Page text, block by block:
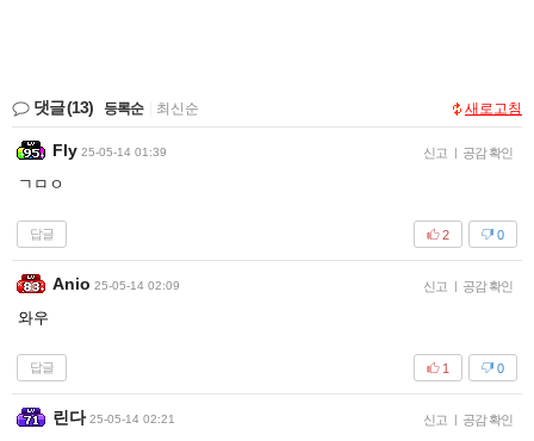
댓글(13) 등록순 최신순 새로고침
Fly 25-05-14 01:39 신고 | 공감 확인
ㄱㅁㅇ
답글 0
2
Anio 25-05-14 02:09 신고 | 공감 확인
와우
답글 0
1
린다 25-05-14 02:21 신고 | 공감 확인